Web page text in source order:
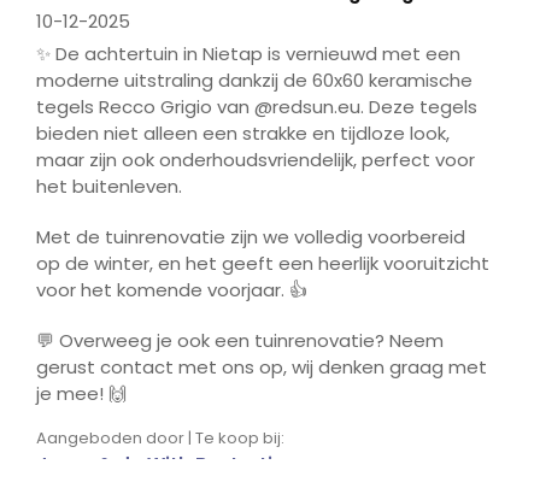
10-12-2025
✨ De achtertuin in Nietap is vernieuwd met een
moderne uitstraling dankzij de 60x60 keramische
tegels Recco Grigio van @redsun.eu. Deze tegels
bieden niet alleen een strakke en tijdloze look,
maar zijn ook onderhoudsvriendelijk, perfect voor
het buitenleven.
Met de tuinrenovatie zijn we volledig voorbereid
op de winter, en het geeft een heerlijk vooruitzicht
voor het komende voorjaar. 👍
💬 Overweeg je ook een tuinrenovatie? Neem
gerust contact met ons op, wij denken graag met
je mee! 🙌
Aangeboden door | Te koop bij:
Jager & de With Bestrating